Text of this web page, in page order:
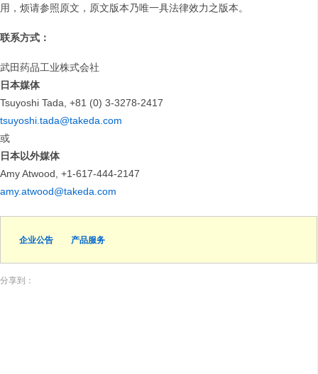
用，烦请参照原文，原文版本乃唯一具法律效力之版本。
联系方式：
武田药品工业株式会社
日本媒体
Tsuyoshi Tada, +81 (0) 3-3278-2417
tsuyoshi.tada@takeda.com
或
日本以外媒体
Amy Atwood, +1-617-444-2147
amy.atwood@takeda.com
企业公告 产品服务
分享到：